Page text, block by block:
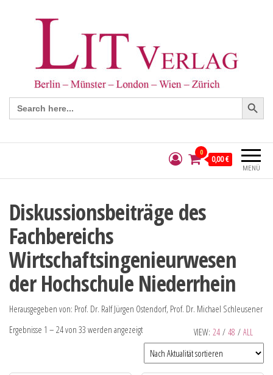
Search
for:
Search Button
MENÜ
0
0,00 €
Diskussionsbeiträge des
Fachbereichs
Wirtschaftsingenieurwesen
der Hochschule Niederrhein
Herausgegeben von: Prof. Dr. Ralf Jürgen Ostendorf, Prof. Dr. Michael Schleusener
VIEW: 24 / 48 / ALL
Ergebnisse 1 – 24 von 33 werden angezeigt